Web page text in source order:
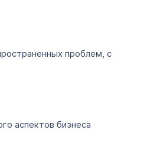
проблем, с
аспектов бизнеса